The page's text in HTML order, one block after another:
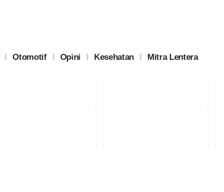
Otomotif Opini Kesehatan Mitra Lentera